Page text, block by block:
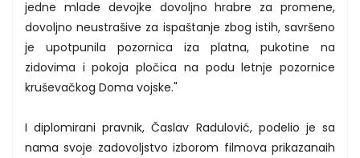
jedne mlade devojke dovoljno hrabre za promene,
dovoljno neustrašive za ispaštanje zbog istih, savršeno
je upotpunila pozornica iza platna, pukotine na
zidovima i pokoja pločica na podu letnje pozornice
kruševačkog Doma vojske."
I diplomirani pravnik, Časlav Radulović, podelio je sa
nama svoje zadovoljstvo izborom filmova prikazanaih